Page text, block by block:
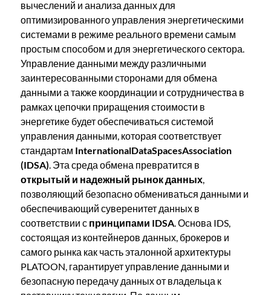
вычеслений и анализа данных для
оптимизированного управления энергетическими
системами в режиме реального времени самым
простым способом и для энергетического сектора.
Управление данными между различными
заинтересованными сторонами для обмена
данными а также координации и сотрудничества в
рамках цепочки приращения стоимости в
энергетике будет обеспечиваться системой
управления данными, которая соответствует
стандартам InternationalDataSpacesAssociation
(IDSA). Эта среда обмена превратится в
открытый и надежный рынок данных,
позволяющий безопасно обмениваться данными и
обеспечивающий суверенитет данных в
соответствии с принципами IDSA. Основа IDS,
состоящая из контейнеров данных, брокеров и
самого рынка как часть эталонной архитектуры
PLATOON, гарантирует управление данными и
безопасную передачу данных от владельца к